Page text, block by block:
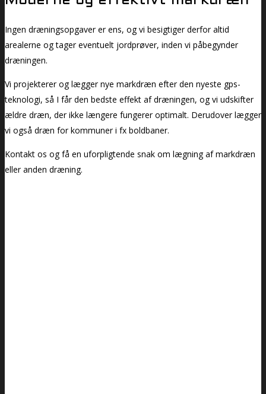
Ingen dræningsopgaver er ens, og vi besigtiger derfor altid
arealerne og tager eventuelt jordprøver, inden vi påbegynder
dræningen.
Vi projekterer og lægger nye markdræn efter den nyeste gps-
teknologi, så I får den bedste effekt af dræningen, og vi udskifter
ældre dræn, der ikke længere fungerer optimalt. Derudover lægger
vi også dræn for kommuner i fx boldbaner.
Kontakt os og få en uforpligtende snak om lægning af markdræn
eller anden dræning.